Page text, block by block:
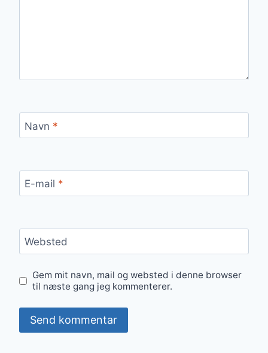
Navn *
E-mail *
Websted
Gem mit navn, mail og websted i denne browser
til næste gang jeg kommenterer.